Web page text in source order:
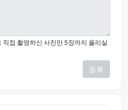
접 촬영하신 사진만 5장까지 올리실
등록